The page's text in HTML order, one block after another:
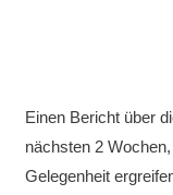
Einen Bericht über
nächsten 2
Gelegenheit